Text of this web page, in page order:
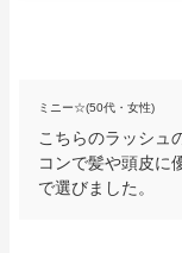
ミニー☆(50代・女性)
こちらのラッシュ
コンで髪や頭皮に
で選びました。